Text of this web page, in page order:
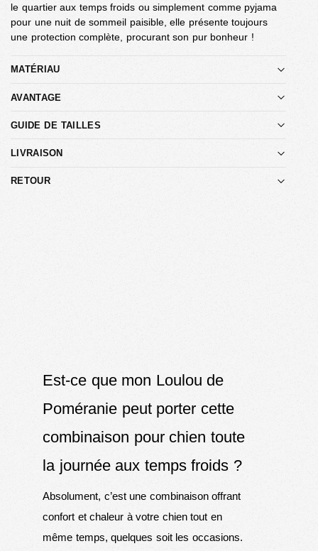
le quartier aux temps froids ou simplement comme pyjama
pour une nuit de sommeil paisible, elle présente toujours
une protection complète, procurant son pur bonheur !
MATÉRIAU
AVANTAGE
GUIDE DE TAILLES
LIVRAISON
RETOUR
Est-ce que mon Loulou de
Poméranie peut porter cette
combinaison pour chien toute
la journée aux temps froids ?
Absolument, c’est une combinaison offrant
confort et chaleur à votre chien tout en
même temps, quelques soit les occasions.